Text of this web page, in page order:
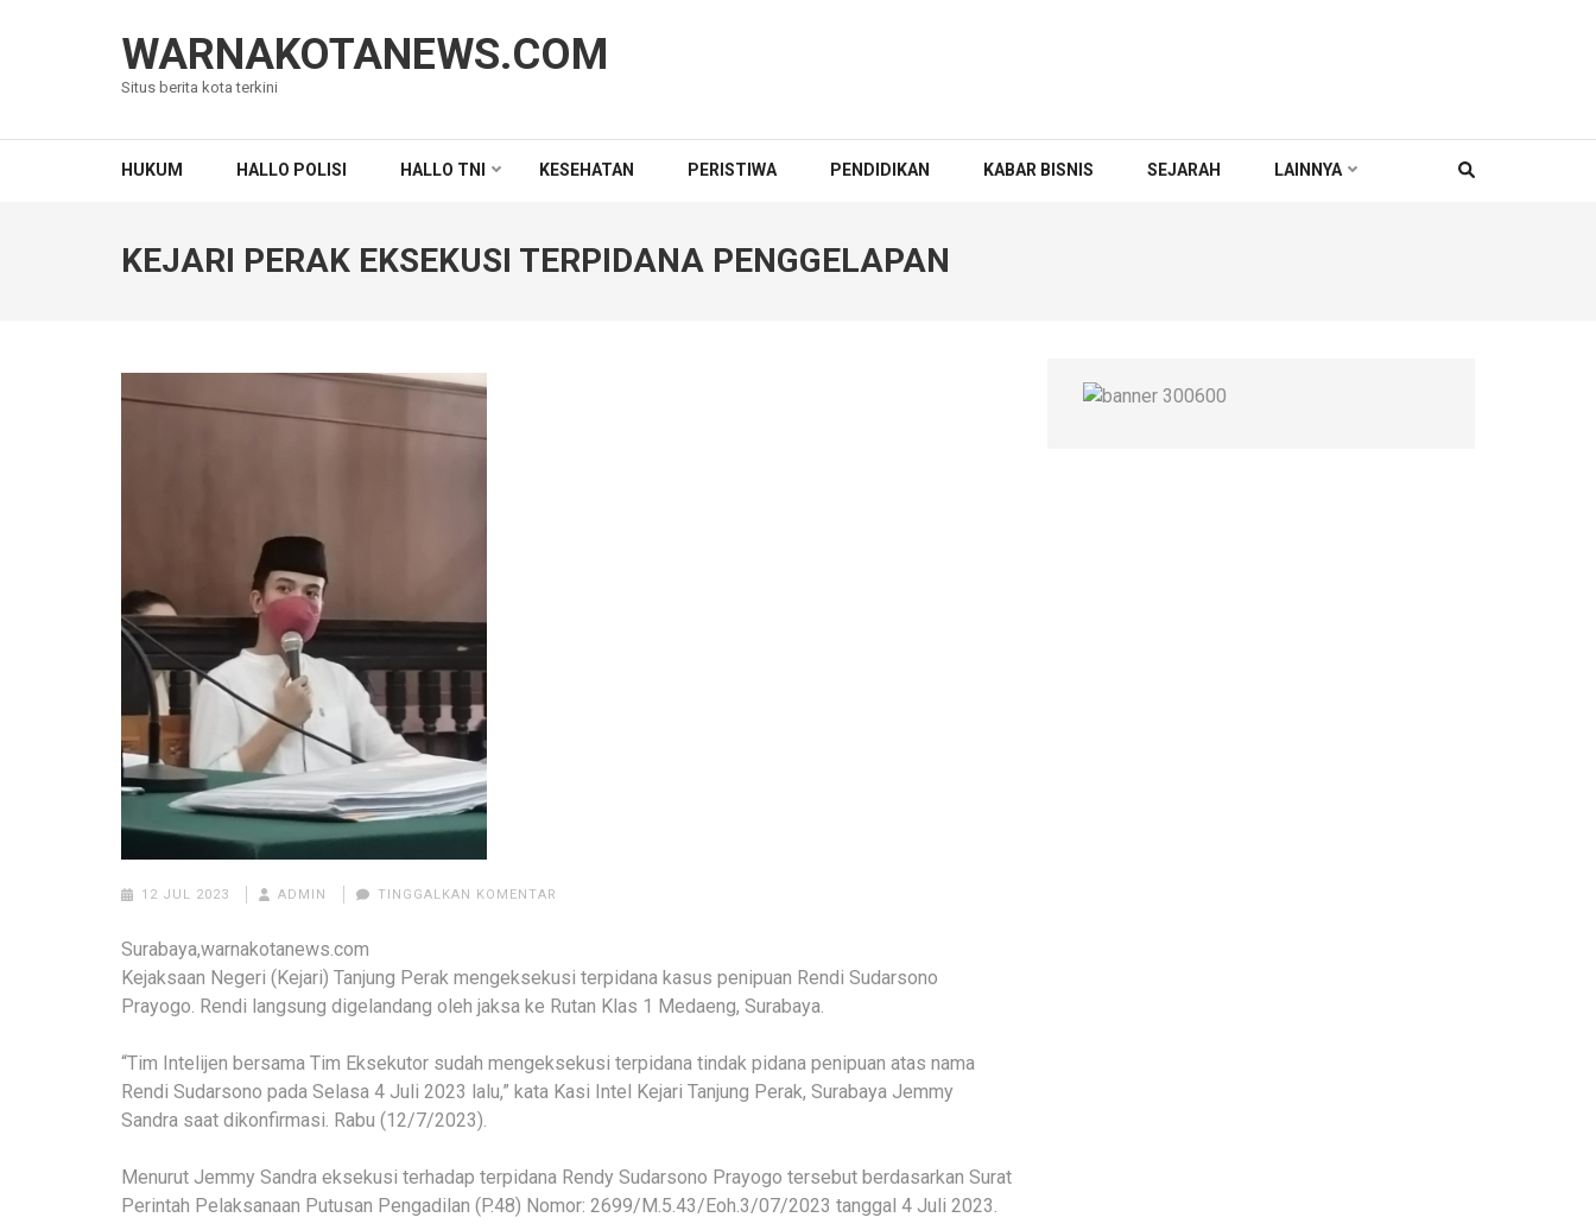
WARNAKOTANEWS.COM
Situs berita kota terkini
HUKUM HALLO POLISI HALLO TNI KESEHATAN PERISTIWA PENDIDIKAN KABAR BISNIS SEJARAH LAINNYA
KEJARI PERAK EKSEKUSI TERPIDANA PENGGELAPAN
12 JUL 2023 ADMIN TINGGALKAN KOMENTAR
Surabaya,warnakotanews.com
Kejaksaan Negeri (Kejari) Tanjung Perak mengeksekusi terpidana kasus penipuan Rendi Sudarsono
Prayogo. Rendi langsung digelandang oleh jaksa ke Rutan Klas 1 Medaeng, Surabaya.
“Tim Intelijen bersama Tim Eksekutor sudah mengeksekusi terpidana tindak pidana penipuan atas nama
Rendi Sudarsono pada Selasa 4 Juli 2023 lalu,” kata Kasi Intel Kejari Tanjung Perak, Surabaya Jemmy
Sandra saat dikonfirmasi. Rabu (12/7/2023).
Menurut Jemmy Sandra eksekusi terhadap terpidana Rendy Sudarsono Prayogo tersebut berdasarkan Surat
Perintah Pelaksanaan Putusan Pengadilan (P.48) Nomor: 2699/M.5.43/Eoh.3/07/2023 tanggal 4 Juli 2023.